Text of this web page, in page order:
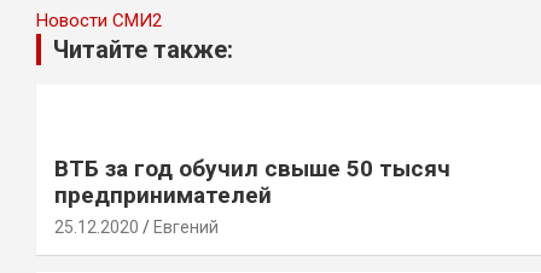
Новости СМИ2
Читайте также:
ВТБ за год обучил свыше 50 тысяч
предпринимателей
25.12.2020 Евгений